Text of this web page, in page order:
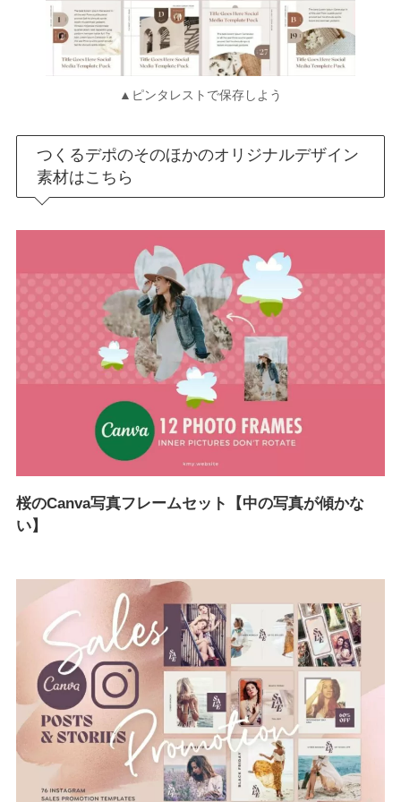
▲ピンタレストで保存しよう
つくるデポのそのほかのオリジナルデザイン
素材はこちら
桜のCanva写真フレームセット【中の写真が傾かな
い】